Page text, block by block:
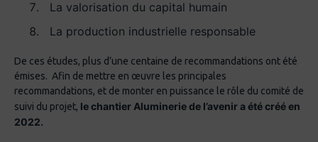
La valorisation du capital humain
La production industrielle responsable
De ces études, plus d’une centaine de recommandations ont été
émises. Afin de mettre en œuvre les principales
recommandations, et de monter en puissance le rôle du comité de
suivi du projet, le chantier Aluminerie de l’avenir a été créé en
2022.